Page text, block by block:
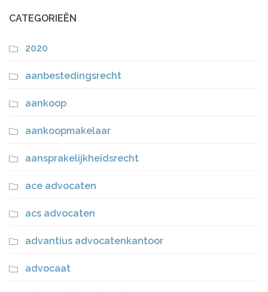
CATEGORIEËN
2020
aanbestedingsrecht
aankoop
aankoopmakelaar
aansprakelijkheidsrecht
ace advocaten
acs advocaten
advantius advocatenkantoor
advocaat